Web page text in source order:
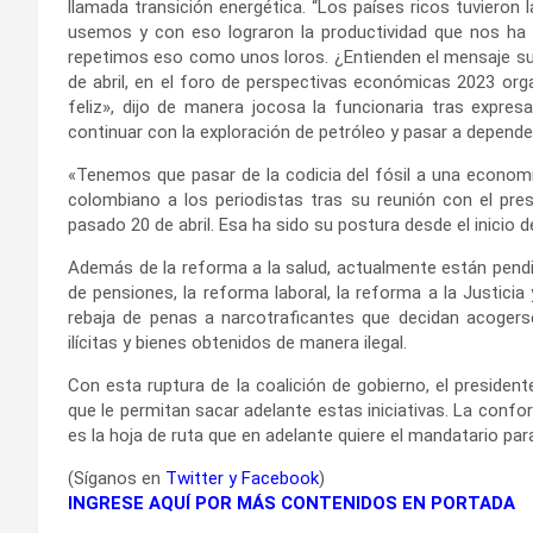
llamada transición energética. “Los países ricos
usemos y con eso lograron la productividad que nos
repetimos eso como unos loros. ¿Entienden el mensaje
de abril, en el foro de perspectivas económicas 2023
feliz», dijo de manera jocosa la funcionaria tras
continuar con la exploración de petróleo y pasar a
«Tenemos que pasar de la codicia del fósil a una
colombiano a los periodistas tras su reunión con el
pasado 20 de abril. Esa ha sido su postura desde el inicio
Además de la reforma a la salud, actualmente están
de pensiones, la reforma laboral, la reforma a la
rebaja de penas a narcotraficantes que decidan
ilícitas y bienes obtenidos de manera ilegal.
Con esta ruptura de la coalición de gobierno, el
que le permitan sacar adelante estas iniciativas. La
es la hoja de ruta que en adelante quiere el mandatario
(Síganos en Twitter yFacebook)
INGRESE AQUÍ POR MÁS CONTENIDOS EN PORTADA